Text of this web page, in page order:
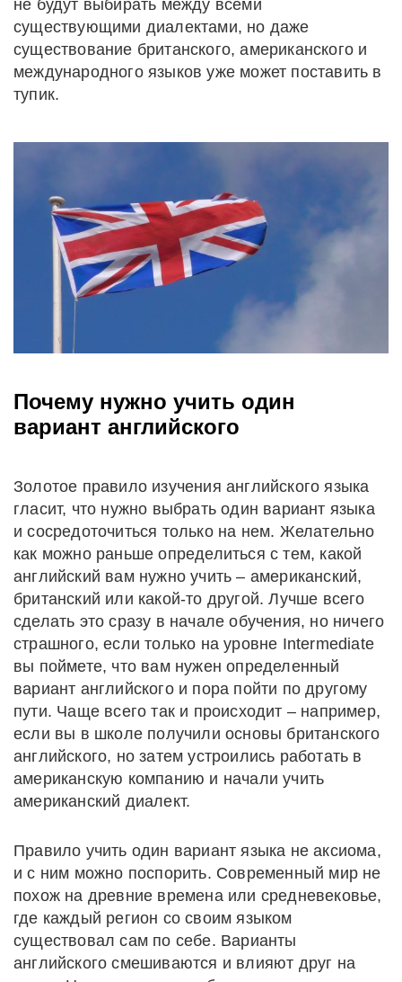
не будут выбирать между всеми
существующими диалектами, но даже
существование британского, американского и
международного языков уже может поставить в
тупик.
Почему нужно учить один
вариант английского
Золотое правило изучения английского языка
гласит, что нужно выбрать один вариант языка
и сосредоточиться только на нем. Желательно
как можно раньше определиться с тем, какой
английский вам нужно учить – американский,
британский или какой-то другой. Лучше всего
сделать это сразу в начале обучения, но ничего
страшного, если только на уровне Intermediate
вы поймете, что вам нужен определенный
вариант английского и пора пойти по другому
пути. Чаще всего так и происходит – например,
если вы в школе получили основы британского
английского, но затем устроились работать в
американскую компанию и начали учить
американский диалект.
Правило учить один вариант языка не аксиома,
и с ним можно поспорить. Современный мир не
похож на древние времена или средневековье,
где каждый регион со своим языком
существовал сам по себе. Варианты
английского смешиваются и влияют друг на